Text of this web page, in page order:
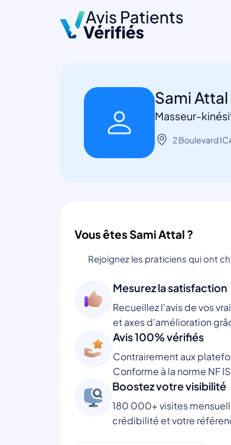
Sami Attal
Masseur-
2 Boulevard
Vous êtes Sami Attal ?
Rejoignez les praticiens qui ont
Mesurez la satisfaction
Recueillez l'avis de vos
et axes d'amélioration
Avis 100% vérifiés
Contrairement aux
Conforme à la norme NF
Boostez votre visibilité
180 000+ visites
crédibilité et votre